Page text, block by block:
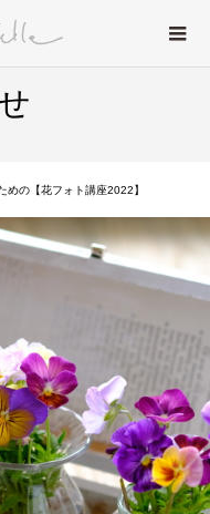
めの【花フォト講座2022】